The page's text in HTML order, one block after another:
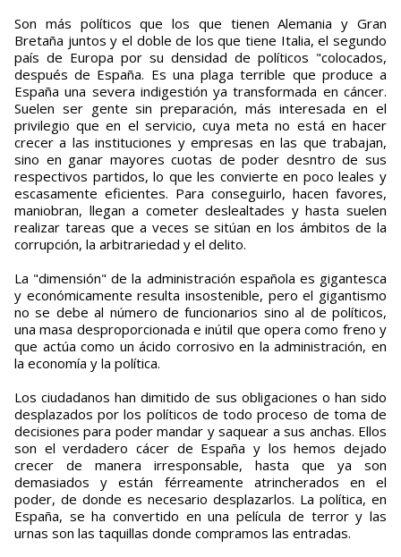
Son más políticos que los que tienen Alemania y Gran
Bretaña juntos y el doble de los que tiene Italia, el segundo
país de Europa por su densidad de políticos "colocados,
después de España. Es una plaga terrible que produce a
España una severa indigestión ya transformada en cáncer.
Suelen ser gente sin preparación, más interesada en el
privilegio que en el servicio, cuya meta no está en hacer
crecer a las instituciones y empresas en las que trabajan,
sino en ganar mayores cuotas de poder desntro de sus
respectivos partidos, lo que les convierte en poco leales y
escasamente eficientes. Para conseguirlo, hacen favores,
maniobran, llegan a cometer deslealtades y hasta suelen
realizar tareas que a veces se sitúan en los ámbitos de la
corrupción, la arbitrariedad y el delito.
La "dimensión" de la administración española es gigantesca
y económicamente resulta insostenible, pero el gigantismo
no se debe al número de funcionarios sino al de políticos,
una masa desproporcionada e inútil que opera como freno y
que actúa como un ácido corrosivo en la administración, en
la economía y la política.
Los ciudadanos han dimitido de sus obligaciones o han sido
desplazados por los políticos de todo proceso de toma de
decisiones para poder mandar y saquear a sus anchas. Ellos
son el verdadero cácer de España y los hemos dejado
crecer de manera irresponsable, hasta que ya son
demasiados y están férreamente atrincherados en el
poder, de donde es necesario desplazarlos. La política, en
España, se ha convertido en una película de terror y las
urnas son las taquillas donde compramos las entradas.